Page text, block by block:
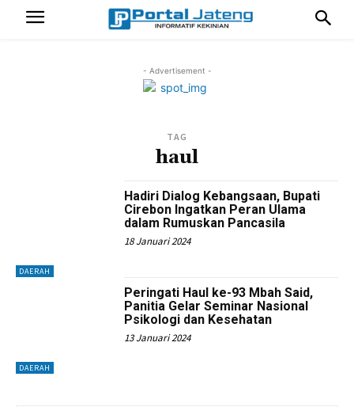
- Advertisement -
TAG
haul
DAERAH
Hadiri Dialog Kebangsaan, Bupati
Cirebon Ingatkan Peran Ulama
dalam Rumuskan Pancasila
18 Januari 2024
DAERAH
Peringati Haul ke-93 Mbah Said,
Panitia Gelar Seminar Nasional
Psikologi dan Kesehatan
13 Januari 2024